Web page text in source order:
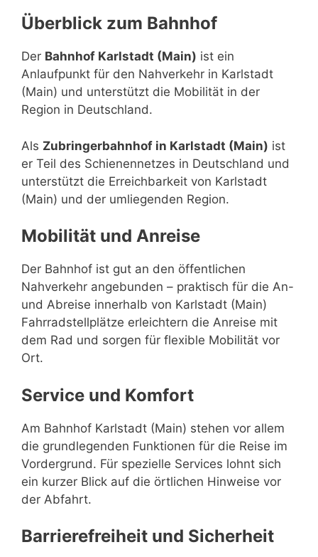
Überblick zum Bahnhof
Der Bahnhof Karlstadt (Main) ist ein
Anlaufpunkt für den Nahverkehr in Karlstadt
(Main) und unterstützt die Mobilität in der
Region in Deutschland.
Als Zubringerbahnhof in Karlstadt (Main) ist
er Teil des Schienennetzes in Deutschland und
unterstützt die Erreichbarkeit von Karlstadt
(Main) und der umliegenden Region.
Mobilität und Anreise
Der Bahnhof ist gut an den öffentlichen
Nahverkehr angebunden – praktisch für die An-
und Abreise innerhalb von Karlstadt (Main)
Fahrradstellplätze erleichtern die Anreise mit
dem Rad und sorgen für flexible Mobilität vor
Ort.
Service und Komfort
Am Bahnhof Karlstadt (Main) stehen vor allem
die grundlegenden Funktionen für die Reise im
Vordergrund. Für spezielle Services lohnt sich
ein kurzer Blick auf die örtlichen Hinweise vor
der Abfahrt.
Barrierefreiheit und Sicherheit